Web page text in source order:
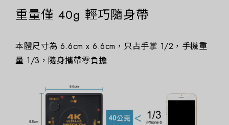
重量僅 40g 輕巧隨身帶
本體尺寸為 6.6cm x 6.6cm，只占手掌 1/2，手機重
量 1/3，隨身攜帶零負擔